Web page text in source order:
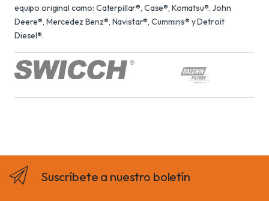
equipo original como: Caterpillar®, Case®, Komatsu®, John
Deere®, Mercedez Benz®, Navistar®, Cummins® y Detroit
Diesel®.
Suscríbete a nuestro boletín